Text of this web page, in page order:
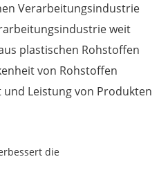
Verarbeitungsindustrie
weit
plastischen Rohstoffen
von Rohstoffen
Leistung von Produkten
die